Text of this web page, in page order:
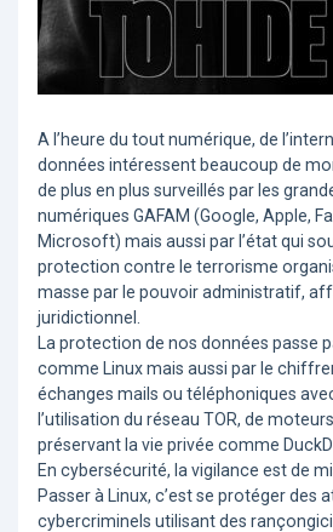
A l’heure du tout numérique, de
données intéressent beaucoup de
de plus en plus surveillés par les
numériques GAFAM (Google, Apple,
Microsoft) mais aussi par l’état qui
protection contre le terrorisme
masse par le pouvoir administratif,
juridictionnel.
La protection de nos données passe
comme Linux mais aussi par le
échanges mails ou téléphoniques
l’utilisation du réseau TOR, de
préservant la vie privée comme
En cybersécurité, la vigilance est de
Passer à Linux, c’est se protéger des
cybercriminels utilisant des